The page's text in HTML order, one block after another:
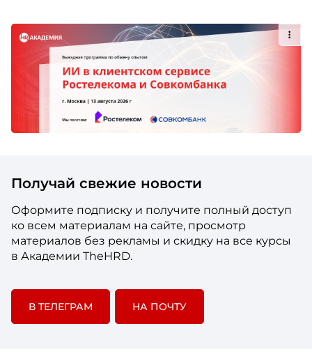
Получай свежие новости
Оформите подписку и получите полный доступ
ко всем материалам на сайте, просмотр
материалов без рекламы и скидку на все курсы
в Академии TheHRD.
В ТЕЛЕГРАМ НА ПОЧТУ